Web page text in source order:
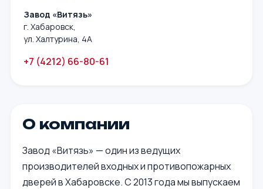
Завод «Витязь»
г. Хабаровск,
ул. Халтурина, 4А
+7 (4212) 66-80-61
О компании
Завод «Витязь» — один из ведущих
производителей входных и противопожарных
дверей в Хабаровске. С 2013 года мы выпускаем